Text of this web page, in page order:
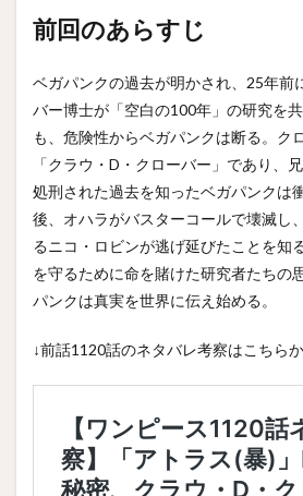
前回のあらすじ
ベガパンクの過去が明かされ、25年前
バー博士が「空白の100年」の研究を
も、危険性からベガパンクは断る。ク
「クラウ・D・クローバー」であり、
処刑された過去を知ったベガパンクは
後、オハラがバスターコールで壊滅し
るニコ・ロビンが逃げ延びたことを知
を守るために命を賭けた研究者たちの
パンクは真実を世界に伝え始める。
↓前話1120話のネタバレ考察はこちら